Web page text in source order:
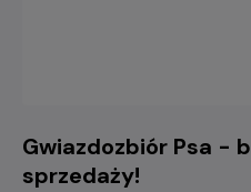
Gwiazdozbiór Psa -
sprzedaży!